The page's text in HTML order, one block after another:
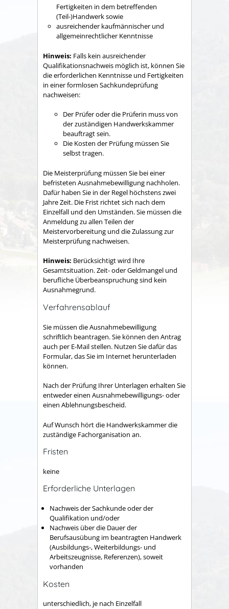
Fertigkeiten in dem betreffenden
(Teil-)Handwerk sowie
ausreichender kaufmännischer und
allgemeinrechtlicher Kenntnisse
Hinweis: Falls kein ausreichender
Qualifikationsnachweis möglich ist, können Sie
die erforderlichen Kenntnisse und Fertigkeiten
in einer formlosen Sachkundeprüfung
nachweisen:
Der Prüfer oder die Prüferin muss von
der zuständigen Handwerkskammer
beauftragt sein.
Die Kosten der Prüfung müssen Sie
selbst tragen.
Die Meisterprüfung müssen Sie bei einer
befristeten Ausnahmebewilligung nachholen.
Dafür haben Sie in der Regel höchstens zwei
Jahre Zeit. Die Frist richtet sich nach dem
Einzelfall und den Umständen. Sie müssen die
Anmeldung zu allen Teilen der
Meistervorbereitung und die Zulassung zur
Meisterprüfung nachweisen.
Hinweis: Berücksichtigt wird Ihre
Gesamtsituation. Zeit- oder Geldmangel und
berufliche Überbeanspruchung sind kein
Ausnahmegrund.
Verfahrensablauf
Sie müssen die Ausnahmebewilligung
schriftlich beantragen. Sie können den Antrag
auch per E-Mail stellen. Nutzen Sie dafür das
Formular, das Sie im Internet herunterladen
können.
Nach der Prüfung Ihrer Unterlagen erhalten Sie
entweder einen Ausnahmebewilligungs- oder
einen Ablehnungsbescheid.
Auf Wunsch hört die Handwerkskammer die
zuständige Fachorganisation an.
Fristen
keine
Erforderliche Unterlagen
Nachweis der Sachkunde oder der
Qualifikation und/oder
Nachweis über die Dauer der
Berufsausübung im beantragten Handwerk
(Ausbildungs-, Weiterbildungs- und
Arbeitszeugnisse, Referenzen), soweit
vorhanden
Kosten
unterschiedlich, je nach Einzelfall